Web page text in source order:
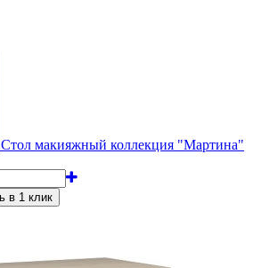
Стол макияжный коллекция "Мартина"